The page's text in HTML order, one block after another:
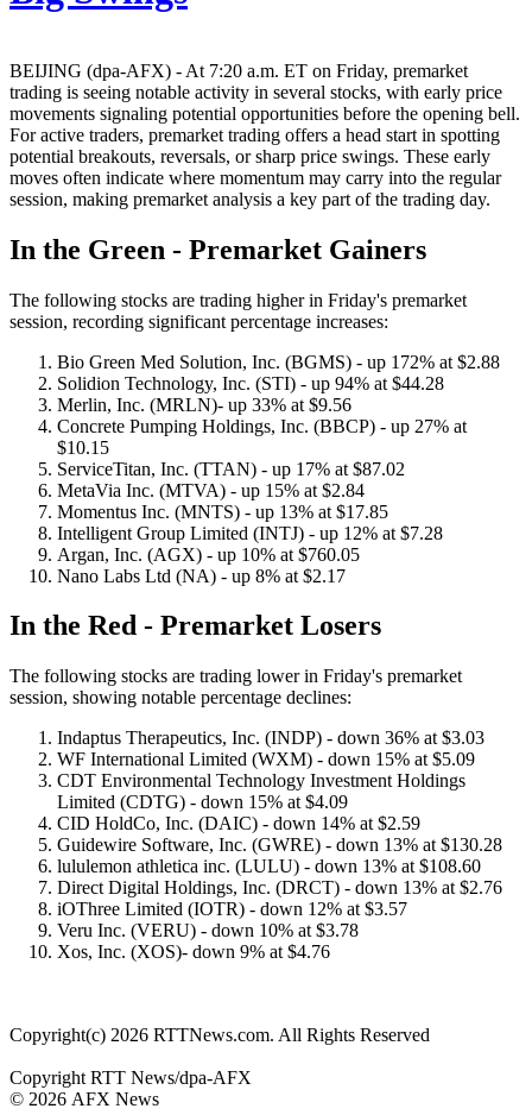
BEIJING (dpa-AFX) - At 7:20 a.m. ET on Friday, premarket
trading is seeing notable activity in several stocks, with early price
movements signaling potential opportunities before the opening bell.
For active traders, premarket trading offers a head start in spotting
potential breakouts, reversals, or sharp price swings. These early
moves often indicate where momentum may carry into the regular
session, making premarket analysis a key part of the trading day.
In the Green - Premarket Gainers
The following stocks are trading higher in Friday's premarket
session, recording significant percentage increases:
Bio Green Med Solution, Inc. (BGMS) - up 172% at $2.88
Solidion Technology, Inc. (STI) - up 94% at $44.28
Merlin, Inc. (MRLN)- up 33% at $9.56
Concrete Pumping Holdings, Inc. (BBCP) - up 27% at
$10.15
ServiceTitan, Inc. (TTAN) - up 17% at $87.02
MetaVia Inc. (MTVA) - up 15% at $2.84
Momentus Inc. (MNTS) - up 13% at $17.85
Intelligent Group Limited (INTJ) - up 12% at $7.28
Argan, Inc. (AGX) - up 10% at $760.05
Nano Labs Ltd (NA) - up 8% at $2.17
In the Red - Premarket Losers
The following stocks are trading lower in Friday's premarket
session, showing notable percentage declines:
Indaptus Therapeutics, Inc. (INDP) - down 36% at $3.03
WF International Limited (WXM) - down 15% at $5.09
CDT Environmental Technology Investment Holdings
Limited (CDTG) - down 15% at $4.09
CID HoldCo, Inc. (DAIC) - down 14% at $2.59
Guidewire Software, Inc. (GWRE) - down 13% at $130.28
lululemon athletica inc. (LULU) - down 13% at $108.60
Direct Digital Holdings, Inc. (DRCT) - down 13% at $2.76
iOThree Limited (IOTR) - down 12% at $3.57
Veru Inc. (VERU) - down 10% at $3.78
Xos, Inc. (XOS)- down 9% at $4.76
Copyright(c) 2026 RTTNews.com. All Rights Reserved
Copyright RTT News/dpa-AFX
© 2026 AFX News